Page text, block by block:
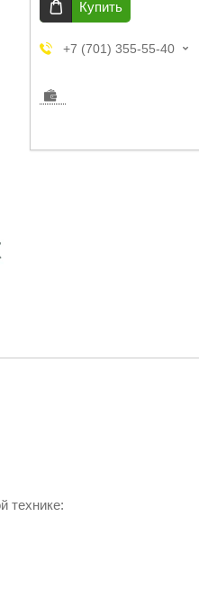
Купить
+7 (701) 355-55-40
технике: